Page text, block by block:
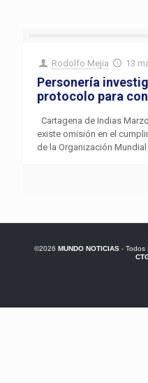
Rodolfo Mejia 13
Personería
protocolo para
Cartagena de Indias
existe omisión en el
de la Organización
©2026 MUNDO NOTICIAS- Todos